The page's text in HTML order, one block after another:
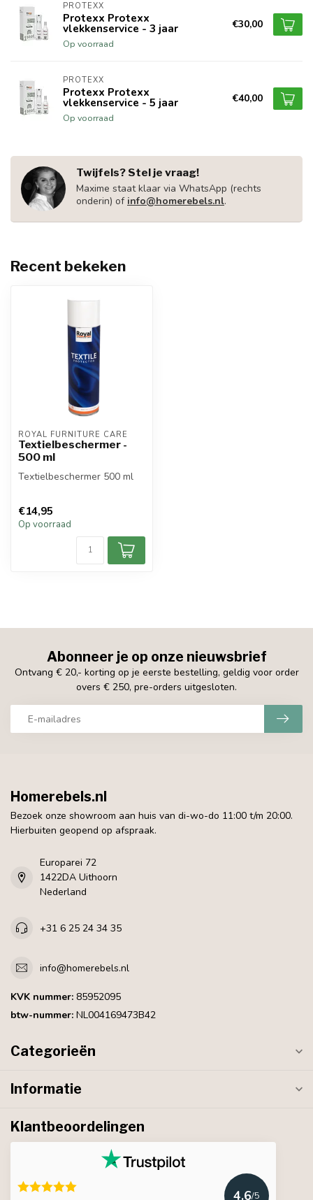
PROTEXX
Protexx Protexx
vlekkenservice - 3 jaar
Op voorraad
€30,00
PROTEXX
Protexx Protexx
vlekkenservice - 5 jaar
Op voorraad
€40,00
Twijfels? Stel je vraag!
Maxime staat klaar via WhatsApp (rechts
onderin) of info@homerebels.nl.
Recent bekeken
ROYAL FURNITURE CARE
Textielbeschermer -
500 ml
Textielbeschermer 500 ml
€14,95
Op voorraad
Abonneer je op onze nieuwsbrief
Ontvang € 20,- korting op je eerste bestelling, geldig voor order
overs € 250, pre-orders uitgesloten.
Homerebels.nl
Bezoek onze showroom aan huis van di-wo-do 11:00 t/m 20:00.
Hierbuiten geopend op afspraak.
Europarei 72
1422DA Uithoorn
Nederland
+31 6 25 24 34 35
info@homerebels.nl
KVK nummer: 85952095
btw-nummer: NL004169473B42
Categorieën
Informatie
Klantbeoordelingen
4.6/5